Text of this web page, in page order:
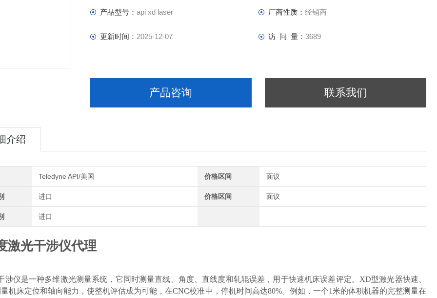
产品型号： api xd laser 厂商性质： 经销商
更新时间： 2025-12-07 访 问 量： 3689
产品咨询 联系我们
介绍
Teledyne API/美国 价格区间 面议
进口 价格区间 面议
进口
激光干涉仪代理
涉仪是一种多维激光测量系统，它同时测量直线、角度、直线度和轧辊误差，用于快速机床误差评定。XD型激光器快速、
机床定位和轴向能力，使整机评估成为可能，在CNC校准中，停机时间高达80%。例如，一个1米的体积机器的完整测量在